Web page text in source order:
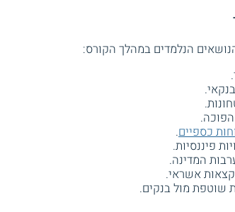
הנלמדים במהלך הקורס:
כספיים.
פיננסיות.
המדינה.
אשראי.
שוטפת מול בנקים.